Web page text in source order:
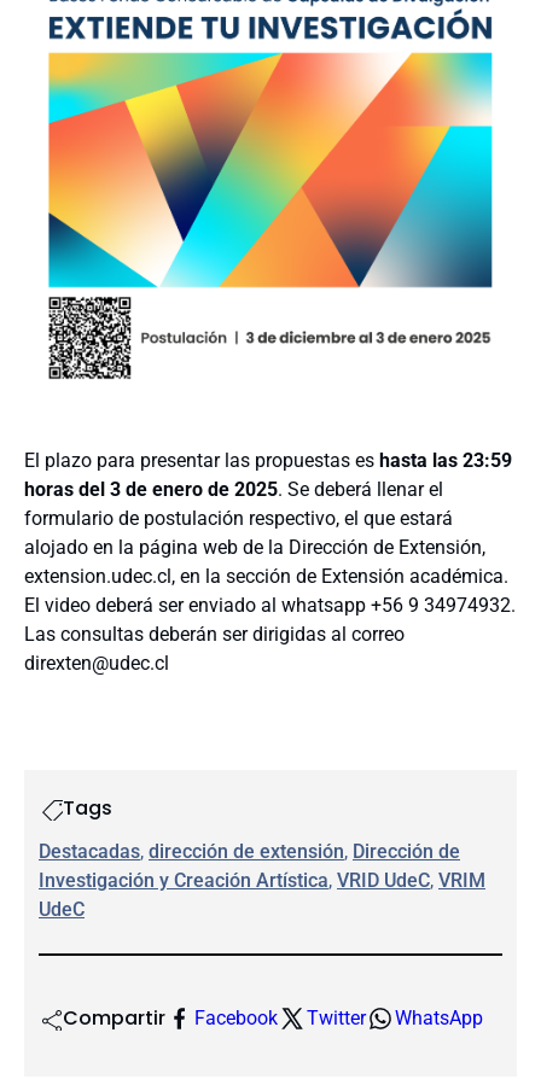
El plazo para presentar las propuestas es hasta las 23:59
horas del 3 de enero de 2025. Se deberá llenar el
formulario de postulación respectivo, el que estará
alojado en la página web de la Dirección de Extensión,
extension.udec.cl, en la sección de Extensión académica.
El video deberá ser enviado al whatsapp +56 9 34974932.
Las consultas deberán ser dirigidas al correo
direxten@udec.cl
Tags
Destacadas, dirección de extensión, Dirección de
Investigación y Creación Artística, VRID UdeC, VRIM
UdeC
Compartir Facebook Twitter WhatsApp